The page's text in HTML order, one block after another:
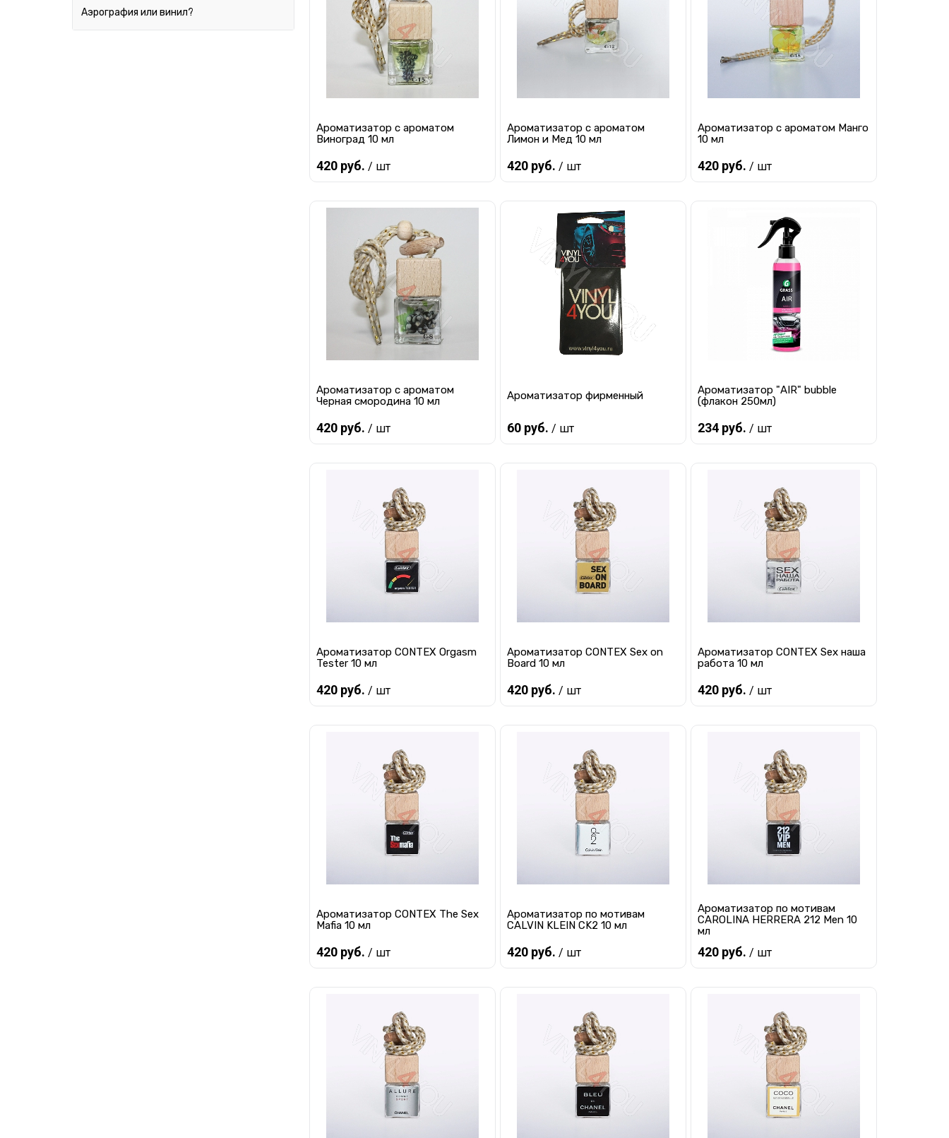
Аэрография или винил?
В избранное Под заказ В избранное В избранное Под заказ
Ароматизатор с ароматом
Виноград 10 мл
420 руб. / шт
Предзаказ
Купить в 1 клик К сравнению
В избранное Под заказ
Ароматизатор с ароматом
Лимон и Мед 10 мл
420 руб. / шт
Предзаказ
Купить в 1 клик К сравнению
В избранное Под заказ
Ароматизатор с ароматом Манго
10 мл
420 руб. / шт
Купить в 1 клик
Ароматизатор с ароматом
Черная смородина 10 мл
420 руб. / шт
Купить в 1 клик
В избранное
Ароматизатор фирменный
60 руб. / шт
Купить в 1 клик
В избранное
Ароматизатор "AIR" bubble
(флакон 250мл)
234 руб. / шт
Купить в 1 клик
В избранное
Ароматизатор CONTEX Orgasm
Tester 10 мл
420 руб. / шт
Купить в 1 клик
В избранное
Ароматизатор CONTEX Sex on
Board 10 мл
420 руб. / шт
Купить в 1 клик
В избранное
Ароматизатор CONTEX Sex наша
работа 10 мл
420 руб. / шт
Купить в 1 клик
В избранное
Ароматизатор CONTEX The Sex
Mafia 10 мл
420 руб. / шт
Купить в 1 клик
В избранное
Ароматизатор по мотивам
CALVIN KLEIN CK2 10 мл
420 руб. / шт
Купить в 1 клик
В избранное
Ароматизатор по мотивам
CAROLINA HERRERA 212 Men 10
мл
420 руб. / шт
Купить в 1 клик
В избранное